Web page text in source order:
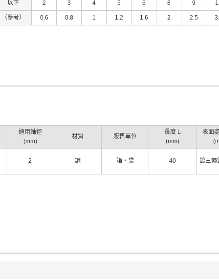
以下 2 3 4 5 6 8 9
（參考） 0.6 0.8 1 1.2 1.6 2 2.5
適用軸徑
(mm)
材質 販售單位
長度 L
(mm)
表面
2 鋼 箱・袋 40 鍍三價